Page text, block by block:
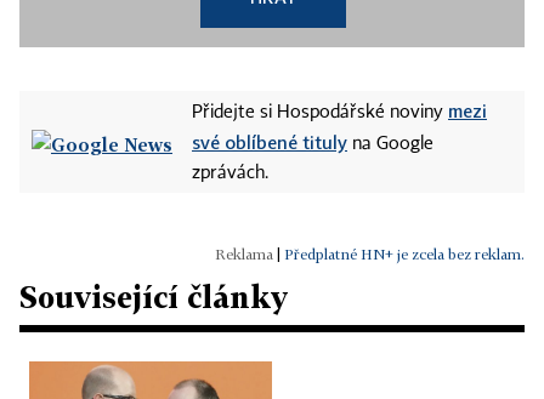
Přidejte si Hospodářské noviny mezi
své oblíbené tituly na Google
zprávách.
Předplatné HN+ je zcela bez reklam.
Související články